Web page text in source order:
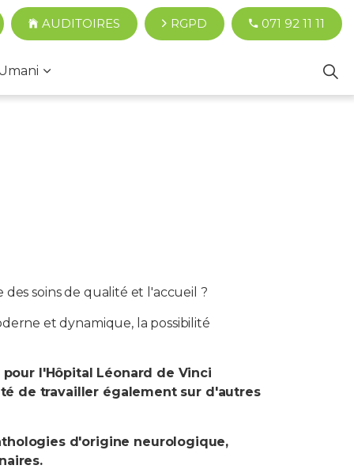
AUDITOIRES RGPD 071 92 11 11
soins de qualité et l'accueil ?
et dynamique, la possibilité
l'Hôpital Léonard de Vinci
de travailler également sur d'autres
d'origine neurologique,